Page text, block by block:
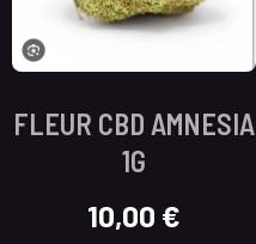
FLEUR CBD AMNESIA
1G
10,00 €